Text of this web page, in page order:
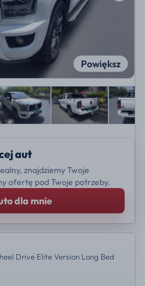
Powiększ
aut
znajdziemy Twoje
ofertę pod Twoje potrzeby.
dla mnie
Drive Elite Version Long Bed